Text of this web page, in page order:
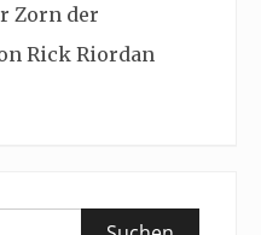
Zorn der
Rick Riordan